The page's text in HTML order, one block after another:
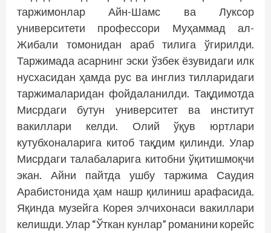
таржимонлар Айн-Шамс ва Луксор
университети профессори Муҳаммад ал-
Жибали томонидан араб тилига ўгирилди.
Таржимада асарнинг эски ўзбек ёзувидаги илк
нусхасидан ҳамда рус ва инг­лиз тилларидаги
таржималаридан фойдаланилди. Тақдимотда
Мисрдаги бутун университет ва институт
вакиллари келди. Олий ўқув юртлари
кутубхоналарига китоб тақдим қилинди. Улар
Мисрдаги талабаларига китобни ўқитишмоқчи
экан. Айни пайтда ушбу таржима Саудия
Арабистонида ҳам нашр қилиниш арафасида.
Яқинда музейга Корея элчихонаси вакиллари
келишди. Улар “Ўткан кунлар” романини корейс